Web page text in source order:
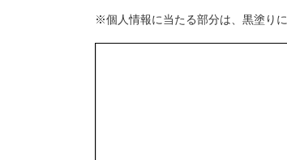
※個人情報に当たる部分は、黒塗りに